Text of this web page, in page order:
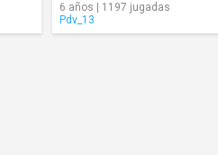
6 años | 1197 jugadas
Pdv_13